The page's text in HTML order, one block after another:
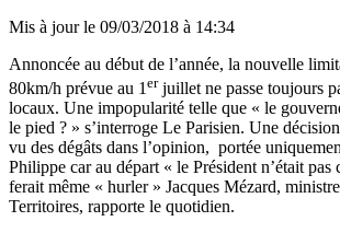
Mis à jour le 09/03/2018 à 14:34
Annoncée au début de l’année, la nouvelle
80km/h prévue au 1 erjuillet ne passe toujours
locaux. Une impopularité telle que « le
le pied ? » s’interroge Le Parisien. Une
vu des dégâts dans l’opinion, portée
Philippe car au départ « le Président n’était pas
ferait même « hurler » Jacques Mézard,
Territoires, rapporte le quotidien.